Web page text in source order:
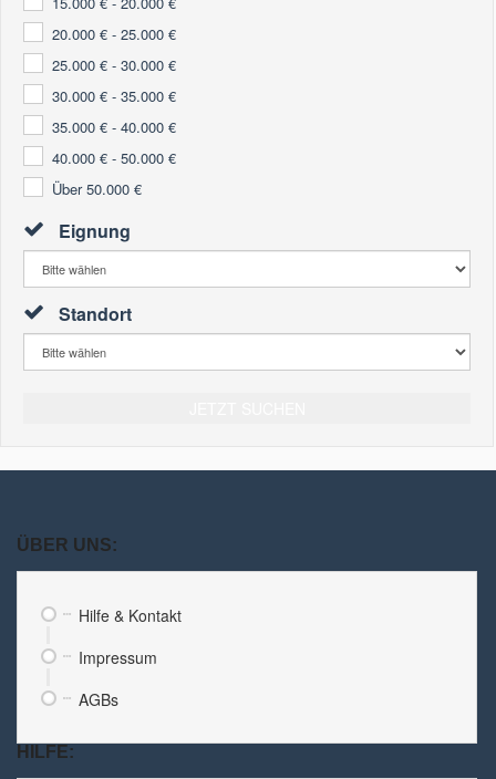
20.000 € - 25.000 €
25.000 € - 30.000 €
30.000 € - 35.000 €
35.000 € - 40.000 €
40.000 € - 50.000 €
Über 50.000 €
Eignung
Standort
ÜBER UNS:
Hilfe & Kontakt
Impressum
AGBs
HILFE: